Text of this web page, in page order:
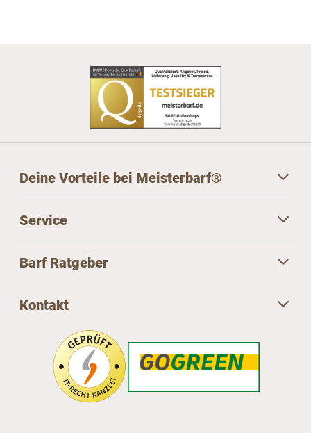
Deine Vorteile bei Meisterbarf®
Service
Barf Ratgeber
Kontakt